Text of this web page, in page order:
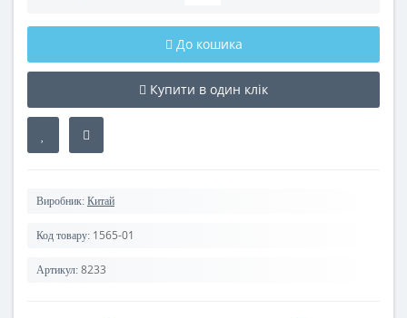
До кошика
Купити в один клік
Виробник: Китай
Код товару: 1565-01
Артикул: 8233